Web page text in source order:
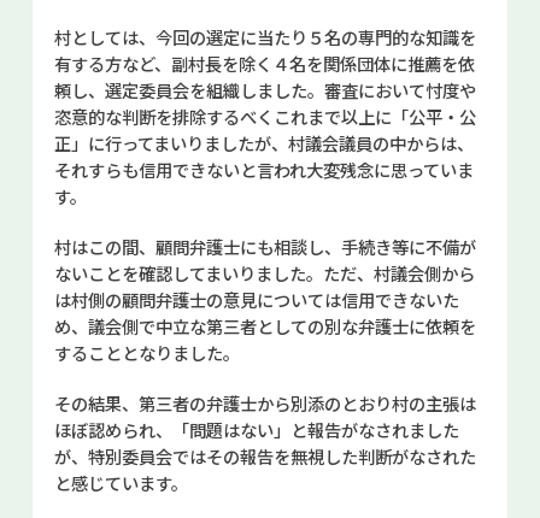
村としては、今回の選定に当たり５名の専門的な知識を
有する方など、副村長を除く４名を関係団体に推薦を依
頼し、選定委員会を組織しました。審査において忖度や
恣意的な判断を排除するべくこれまで以上に「公平・公
正」に行ってまいりましたが、村議会議員の中からは、
それすらも信用できないと言われ大変残念に思っていま
す。
村はこの間、顧問弁護士にも相談し、手続き等に不備が
ないことを確認してまいりました。ただ、村議会側から
は村側の顧問弁護士の意見については信用できないた
め、議会側で中立な第三者としての別な弁護士に依頼を
することとなりました。
その結果、第三者の弁護士から別添のとおり村の主張は
ほぼ認められ、「問題はない」と報告がなされました
が、特別委員会ではその報告を無視した判断がなされた
と感じています。